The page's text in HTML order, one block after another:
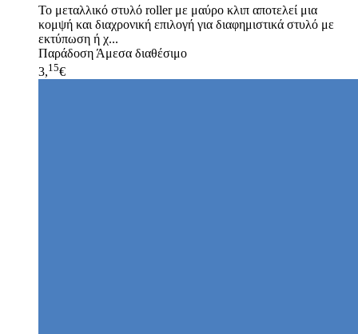
Το μεταλλικό στυλό roller με μαύρο κλιπ αποτελεί μια
κομψή και διαχρονική επιλογή για διαφημιστικά στυλό με
εκτύπωση ή χ...
Παράδοση Άμεσα διαθέσιμο
3,15€